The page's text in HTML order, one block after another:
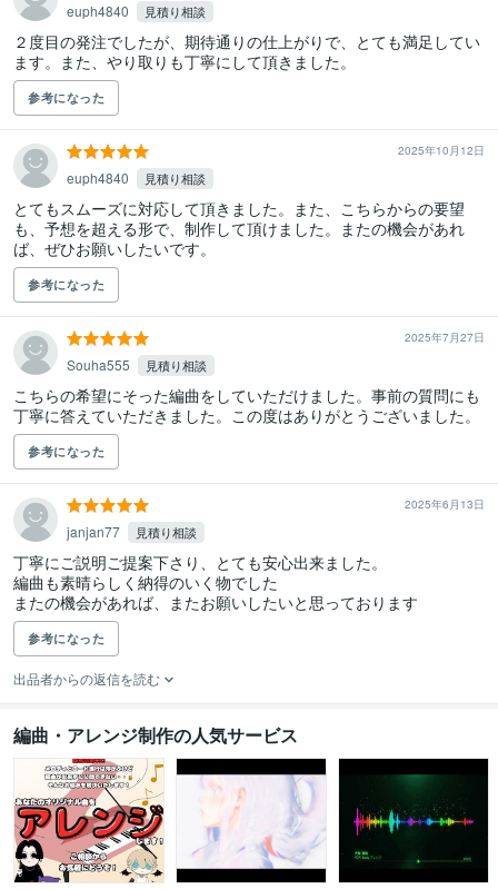
euph4840 見積り相談
２度目の発注でしたが、期待通りの仕上がりで、とても満足してい
ます。また、やり取りも丁寧にして頂きました。
参考になった
2025年10月12日
euph4840 見積り相談
とてもスムーズに対応して頂きました。また、こちらからの要望
も、予想を超える形で、制作して頂けました。またの機会があれ
ば、ぜひお願いしたいです。
参考になった
2025年7月27日
Souha555 見積り相談
こちらの希望にそった編曲をしていただけました。事前の質問にも
丁寧に答えていただきました。この度はありがとうございました。
参考になった
2025年6月13日
janjan77 見積り相談
丁寧にご説明ご提案下さり、とても安心出来ました。
編曲も素晴らしく納得のいく物でした
またの機会があれば、またお願いしたいと思っております
参考になった
出品者からの返信を読む
編曲・アレンジ制作の人気サービス